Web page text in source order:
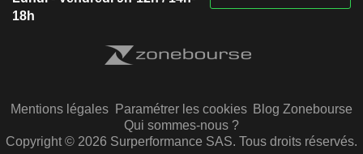
18h
Mentions légales Paramétrer les cookies Blog Zonebourse
Qui sommes-nous ?
Copyright © 2026 Surperformance SAS. Tous droits réservés.